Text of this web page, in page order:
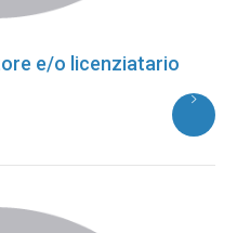
e/o licenziatario